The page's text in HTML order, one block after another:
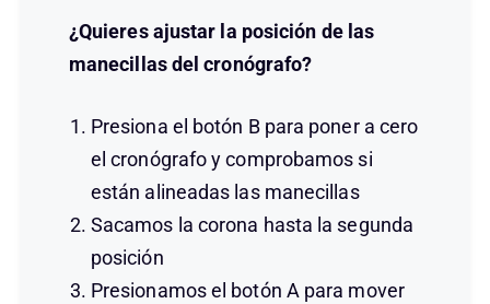
¿Quieres ajustar la posición de las
manecillas del cronógrafo?
Presiona el botón B para poner a cero
el cronógrafo y comprobamos si
están alineadas las manecillas
Sacamos la corona hasta la segunda
posición
Presionamos el botón A para mover